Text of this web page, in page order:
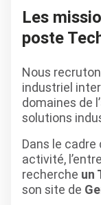
Les
poste
Nous
industriel
domaines de
solutions
Dans le
activité,
recherche un
son site de